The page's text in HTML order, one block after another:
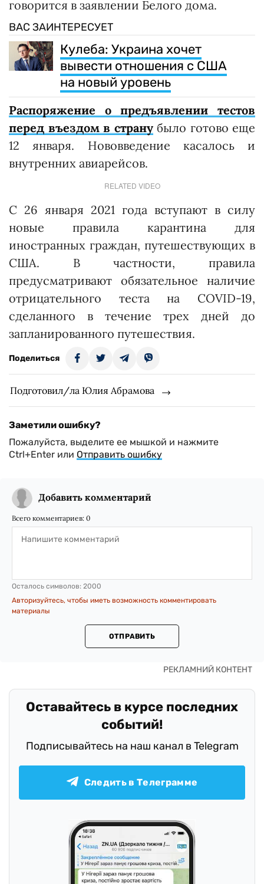
говорится в заявлении Белого дома.
ВАС ЗАИНТЕРЕСУЕТ
Кулеба: Украина хочет
вывести отношения с США
на новый уровень
Распоряжение о предъявлении тестов
перед въездом в странубыло готово еще
12 января. Нововведение касалось и
внутренних авиарейсов.
RELATED VIDEO
С 26 января 2021 года вступают в силу
новые правила карантина для
иностранных граждан, путешествующих в
США. В частности, правила
предусматривают обязательное наличие
отрицательного теста на COVID-19,
сделанного в течение трех дней до
запланированного путешествия.
Поделиться
Подготовил/ла Юлия Абрамова
Заметили ошибку?
Пожалуйста, выделите ее мышкой и нажмите
Ctrl+Enter или Отправить ошибку
Добавить комментарий
Всего комментариев: 0
Осталось символов: 2000
Авторизуйтесь, чтобы иметь возможность комментировать
материалы
ОТПРАВИТЬ
Оставайтесь в курсе последних
событий!
Подписывайтесь на наш канал в Telegram
Следить в Телеграмме